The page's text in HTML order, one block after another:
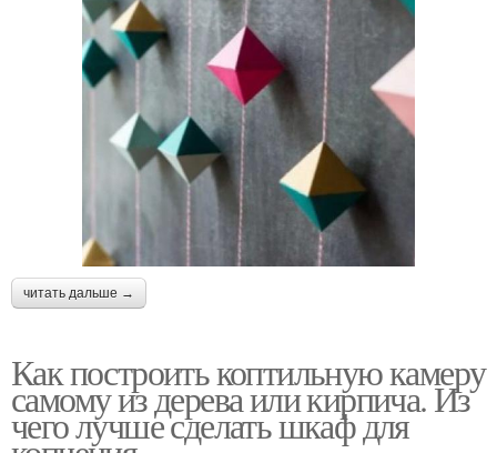
читать дальше →
Как построить коптильную камеру
самому из дерева или кирпича. Из
чего лучше сделать шкаф для